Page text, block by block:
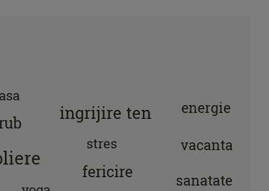
ingrijire ten
fericire sanatate
vacanta
energie
stres